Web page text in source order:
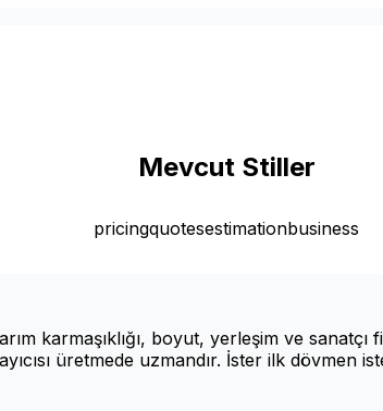
Mevcut Stiller
pricingquotesestimationbusiness
karmaşıklığı, boyut, yerleşim ve
üretmede uzmandır. İster ilk dövmen